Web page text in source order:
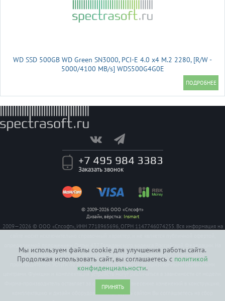
Мы используем файлы cookie для улучшения работы сайта.
Продолжая использовать сайт, вы соглашаетесь с политикой
конфиденциальности.
ПРИНЯТЬ
WD SSD 500GB WD Green SN3000, PCI-E 4.0 x4 M.2 2280, [R/W -
5000/4100 MB/s] WDS500G4G0E
+7 495 984 3383
Заказать звонок
© 2009-2026 ООО «Спсофт»
Дизайн, вёрстка: Insmart
2009—2026 © ООО «Спсофт», ИНН 7718965696, ОГРН 1147746074255. Вся информация на
определяемой положением Статьи 437 Гражданского кодекса Российской Федерации. На
все заявленные на сайте авторизации имеются сертификаты полученные от
производителей. Услуги по ремонту предоставляются авторизованными сервисными
центрами. Функции и комплектация устройств могут различаться в зависимости от модели.
Фирма-производитель оставляет за собой право на внесение изменений в конструкцию,
комплектацию и дизайн оборудования. Пользуясь сайтом Вы соглашаетесь на сбор